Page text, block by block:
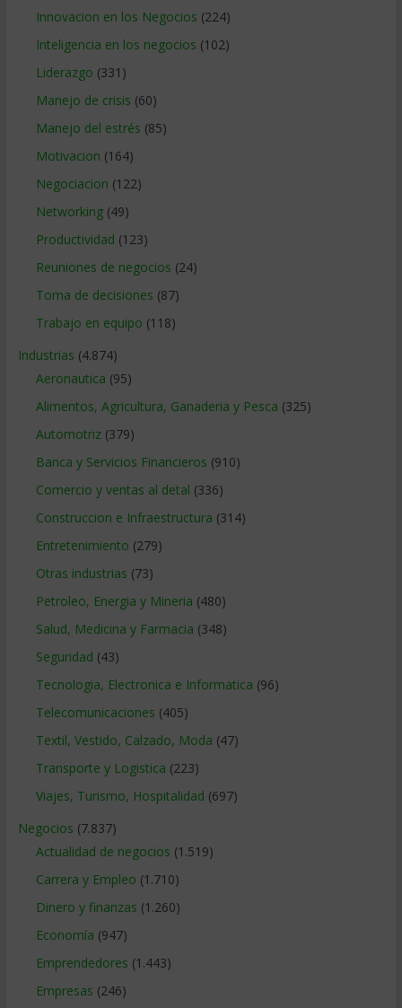
Innovacion en los Negocios (224)
Inteligencia en los negocios (102)
Liderazgo (331)
Manejo de crisis (60)
Manejo del estrés (85)
Motivacion (164)
Negociacion (122)
Networking(49)
Productividad (123)
Reuniones de negocios (24)
Toma de decisiones (87)
Trabajo en equipo (118)
Industrias (4.874)
Aeronautica (95)
Alimentos, Agricultura, Ganaderia y Pesca (325)
Automotriz(379)
Banca y Servicios Financieros (910)
Comercio y ventas al detal (336)
Construccion e Infraestructura (314)
Entretenimiento (279)
Otras industrias (73)
Petroleo, Energia y Mineria (480)
Salud, Medicina y Farmacia (348)
Seguridad (43)
Tecnologia, Electronica e Informatica (96)
Telecomunicaciones (405)
Textil, Vestido, Calzado, Moda (47)
Transporte y Logistica (223)
Viajes, Turismo, Hospitalidad (697)
Negocios (7.837)
Actualidad de negocios (1.519)
Carrera y Empleo (1.710)
Dinero y finanzas (1.260)
Economía (947)
Emprendedores (1.443)
Empresas (246)